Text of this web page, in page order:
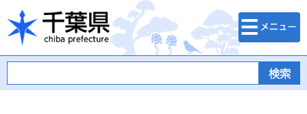
千葉県
検索・メニュ
ー